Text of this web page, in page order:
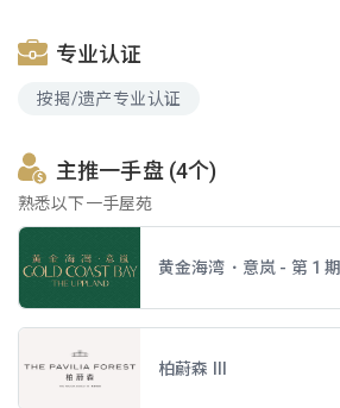
专业认证
按揭/遗产专业认证
主推一手盘 (4个)
熟悉以下一手屋苑
黄金海湾．意岚 - 第 1 期
柏蔚森 III